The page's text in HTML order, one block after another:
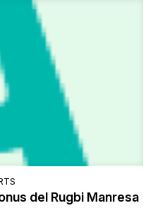
del Rugbi Manresa